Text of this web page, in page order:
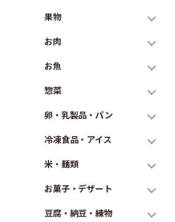
果物
お肉
お魚
惣菜
卵・乳製品・パン
冷凍食品・アイス
米・麺類
お菓子・デザート
豆腐・納豆・練物